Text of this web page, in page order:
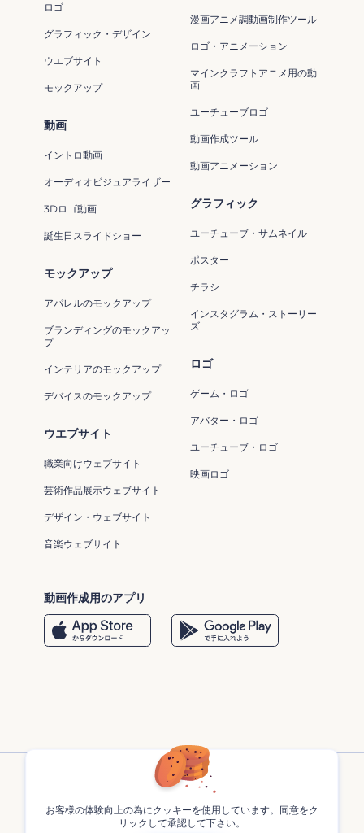
モックアップ
アパレルのモックアップ
ブランディングのモックアッ
プ
インテリアのモックアップ
デバイスのモックアップ
グラフィック
ユーチューブ・サムネイル
ポスター
チラシ
インスタグラム・ストーリー
ズ
ロゴ
グラフィック・デザイン
ウエブサイト
モックアップ
ロゴ
ゲーム・ロゴ
アバター・ロゴ
ユーチューブ・ロゴ
映画ロゴ
漫画アニメ調動画制作ツール
ロゴ・アニメーション
マインクラフトアニメ用の動
画
ユーチューブロゴ
動画作成ツール
動画アニメーション
動画作成用のアプリ
動画
イントロ動画
オーディオビジュアライザー
3Dロゴ動画
誕生日スライドショー
ウエブサイト
職業向けウェブサイト
芸術作品展示ウェブサイト
デザイン・ウェブサイト
音楽ウェブサイト
Renderforest © 2013 - 2026
お客様の体験向上の為にクッキーを使用しています。同意をク
リックして承認して下さい。